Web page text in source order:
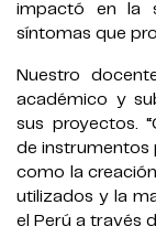
impactó en la
síntomas que
Nuestro
académico y
sus proyectos.
de instrumentos
como la
utilizados y la
el Perú a través